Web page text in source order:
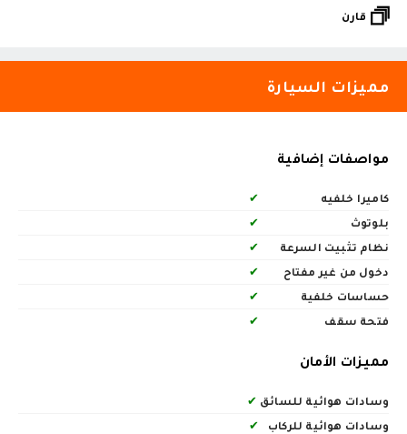
قارن
مميزات السيارة
مواصفات إضافية
كاميرا خلفيه
✔
بلوتوث
✔
نظام تثبيت السرعة
✔
دخول من غير مفتاح
✔
حساسات خلفية
✔
فتحة سقف
✔
مميزات الأمان
وسادات هوائية للسائق ✔
وسادات هوائية للركاب
✔